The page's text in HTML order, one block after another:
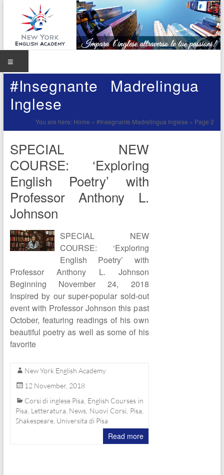
content
NEW
YORK
ENGLISH
ACADEMY
– Corsi di
Inglese
Pisa,
Lucca,
Livorno…
Corsi di
Inglese Pisa,
Livorno,
Insegnante
Madrelingua
#Insegnante Madrelingua
Inglese
You are here: Home »#Insegnante Madrelingua Inglese » Page 2
SPECIAL NEW
COURSE: ‘Exploring
English Poetry’ with
Professor Anthony L.
Johnson
SPECIAL NEW
COURSE: ‘Exploring
English Poetry’ with
Professor Anthony L. Johnson
Beginning November 24, 2018
Inspired by our super-popular sold-out
event with Professor Johnson this past
October, featuring readings of his own
beautiful poetry as well as some of his
favorite
New York English Academy
12 November, 2018
Corsi di inglese Pisa English Courses in
Pisa Letteratura News Nuovi Corsi Pisa
Shakespeare, Universita di Pisa
Read more